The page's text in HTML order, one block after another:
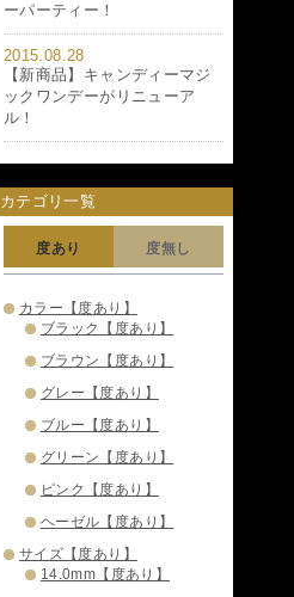
ーパーティー！
2015.08.28
【新商品】キャンディーマジ
ックワンデーがリニューア
ル！
カテゴリ一覧
度あり 度無し
カラー【度あり】
ブラック【度あり】
ブラウン【度あり】
グレー【度あり】
ブルー【度あり】
グリーン【度あり】
ピンク【度あり】
ヘーゼル【度あり】
サイズ【度あり】
14.0mm【度あり】